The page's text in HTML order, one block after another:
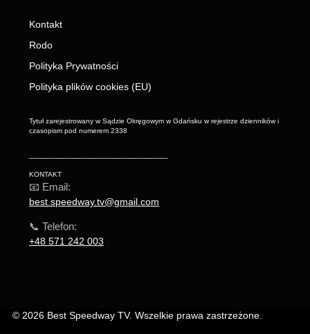
Kontakt
Rodo
Polityka Prywatności
Polityka plików cookies (EU)
Tytuł zarejestrowany w Sądzie Okręgowym w Gdańsku w rejestrze dzienników i
czasopism pod numerem 2338
KONTAKT
📧 Email:
best.speedway.tv@gmail.com
📞 Telefon:
+48 571 242 003
© 2026 Best Speedway TV. Wszelkie prawa zastrzeżone.